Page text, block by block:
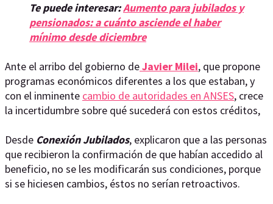
Te puede interesar:Aumento para jubilados y
pensionados: a cuánto asciende el haber
mínimo desde diciembre
Ante el arribo del gobierno deJavier Milei, que propone
programas económicos diferentes a los que estaban, y
con el inminente cambio de autoridades en ANSES, crece
la incertidumbre sobre qué sucederá con estos créditos,
Desde Conexión Jubilados, explicaron que a las personas
que recibieron la confirmación de que habían accedido al
beneficio, no se les modificarán sus condiciones, porque
si se hiciesen cambios, éstos no serían retroactivos.